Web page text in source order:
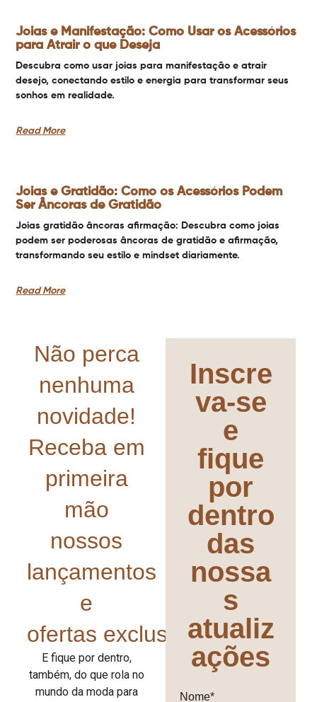
Joias e Manifestação: Como Usar os Acessórios
para Atrair o que Deseja
Descubra como usar joias para manifestação e atrair
desejo, conectando estilo e energia para transformar seus
sonhos em realidade.
Read More
Joias e Gratidão: Como os Acessórios Podem
Ser Âncoras de Gratidão
Joias gratidão âncoras afirmação: Descubra como joias
podem ser poderosas âncoras de gratidão e afirmação,
transformando seu estilo e mindset diariamente.
Read More
Não perca
nenhuma
novidade!
Receba em
primeira
mão
nossos
lançamentos
e
ofertas exclusivas!
E fique por dentro,
também, do que rola no
mundo da moda para
Inscre
va-se
e
fique
por
dentro
das
nossa
s
atualiz
ações
Nome*